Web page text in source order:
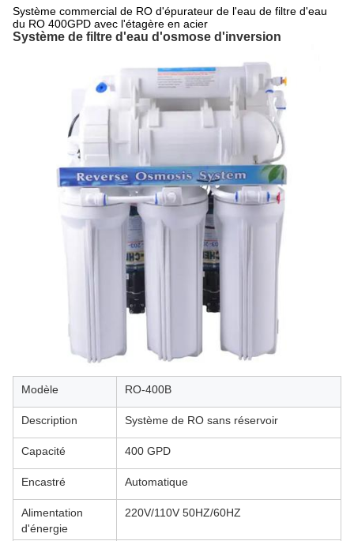
Système commercial de RO d'épurateur de l'eau de filtre d'eau
du RO 400GPD avec l'étagère en acier
Système de filtre d'eau d'osmose d'inversion
Modèle RO-400B
Description Système de RO sans réservoir
Capacité 400 GPD
Encastré Automatique
Alimentation
d'énergie
220V/110V 50HZ/60HZ